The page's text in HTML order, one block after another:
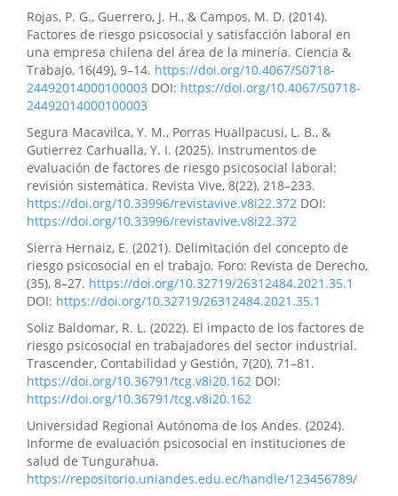
Rojas, P. G., Guerrero, J. H., & Campos, M. D. (2014).
Factores de riesgo psicosocial y satisfacción laboral en
una empresa chilena del área de la minería. Ciencia &
Trabajo, 16(49), 9–14. https://doi.org/10.4067/S0718-
24492014000100003 DOI: https://doi.org/10.4067/S0718-
24492014000100003
Segura Macavilca, Y. M., Porras Huallpacusi, L. B., &
Gutierrez Carhualla, Y. I. (2025). Instrumentos de
evaluación de factores de riesgo psicosocial laboral:
revisión sistemática. Revista Vive, 8(22), 218–233.
https://doi.org/10.33996/revistavive.v8i22.372 DOI:
https://doi.org/10.33996/revistavive.v8i22.372
Sierra Hernaiz, E. (2021). Delimitación del concepto de
riesgo psicosocial en el trabajo. Foro: Revista de Derecho,
(35), 8–27. https://doi.org/10.32719/26312484.2021.35.1
DOI: https://doi.org/10.32719/26312484.2021.35.1
Soliz Baldomar, R. L. (2022). El impacto de los factores de
riesgo psicosocial en trabajadores del sector industrial.
Trascender, Contabilidad y Gestión, 7(20), 71–81.
https://doi.org/10.36791/tcg.v8i20.162 DOI:
https://doi.org/10.36791/tcg.v8i20.162
Universidad Regional Autónoma de los Andes. (2024).
Informe de evaluación psicosocial en instituciones de
salud de Tungurahua.
https://repositorio.uniandes.edu.ec/handle/123456789/